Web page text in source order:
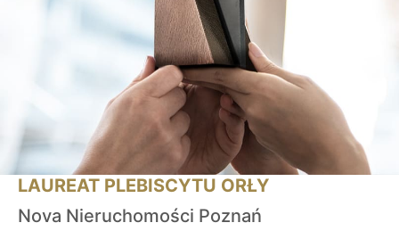
LAUREAT PLEBISCYTU ORŁY
Nova Nieruchomości Poznań